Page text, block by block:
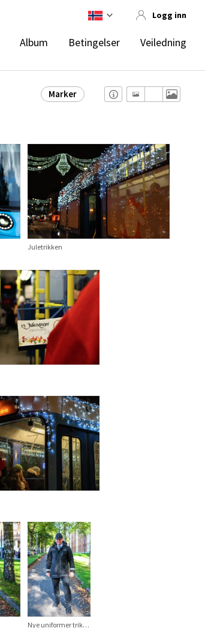
Logg inn
Album Betingelser Veiledning
Marker
Juletrikken
Nye uniformer trikken